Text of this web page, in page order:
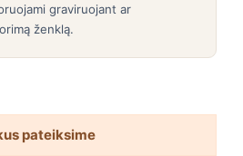
graviruojant ar
ženklą.
pateiksime